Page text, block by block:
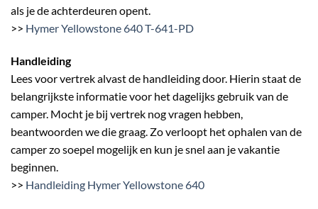
als je de achterdeuren opent.
>> Hymer Yellowstone 640 T-641-PD
Handleiding
Lees voor vertrek alvast de handleiding door. Hierin staat de
belangrijkste informatie voor het dagelijks gebruik van de
camper. Mocht je bij vertrek nog vragen hebben,
beantwoorden we die graag. Zo verloopt het ophalen van de
camper zo soepel mogelijk en kun je snel aan je vakantie
beginnen.
>> Handleiding Hymer Yellowstone 640